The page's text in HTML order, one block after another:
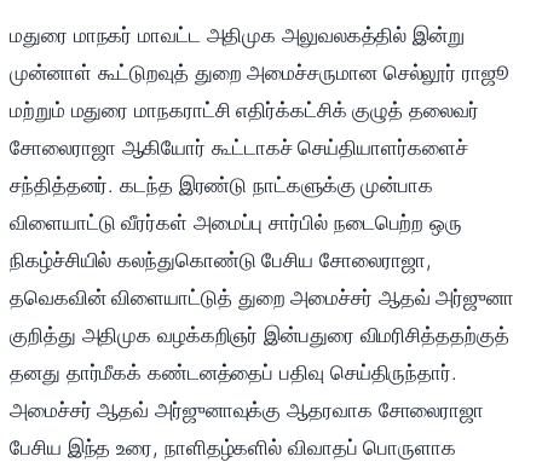
மதுரை மாநகர் மாவட்ட அதிமுக அலுவலகத்தில் இன்று
முன்னாள் கூட்டுறவுத் துறை அமைச்சருமான செல்லூர் ராஜூ
மற்றும் மதுரை மாநகராட்சி எதிர்க்கட்சிக் குழுத் தலைவர்
சோலைராஜா ஆகியோர் கூட்டாகச் செய்தியாளர்களைச்
சந்தித்தனர். கடந்த இரண்டு நாட்களுக்கு முன்பாக
விளையாட்டு வீரர்கள் அமைப்பு சார்பில் நடைபெற்ற ஒரு
நிகழ்ச்சியில் கலந்துகொண்டு பேசிய சோலைராஜா,
தவெகவின் விளையாட்டுத் துறை அமைச்சர் ஆதவ் அர்ஜுனா
குறித்து அதிமுக வழக்கறிஞர் இன்பதுரை விமரிசித்ததற்குத்
தனது தார்மீகக் கண்டனத்தைப் பதிவு செய்திருந்தார்.
அமைச்சர் ஆதவ் அர்ஜுனாவுக்கு ஆதரவாக சோலைராஜா
பேசிய இந்த உரை, நாளிதழ்களில் விவாதப் பொருளாக